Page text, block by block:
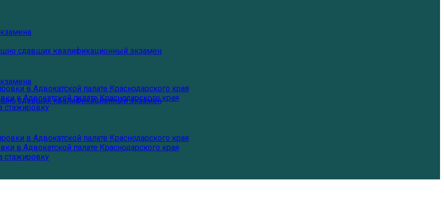
сдавших квалификационный экзамен
в Адвокатской палате Краснодарского края
в Адвокатской палате Краснодарского края
стажировку
сдавших квалификационный экзамен
в Адвокатской палате Краснодарского края
в Адвокатской палате Краснодарского края
стажировку